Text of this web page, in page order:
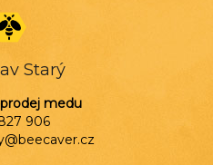
Starý
medu
906